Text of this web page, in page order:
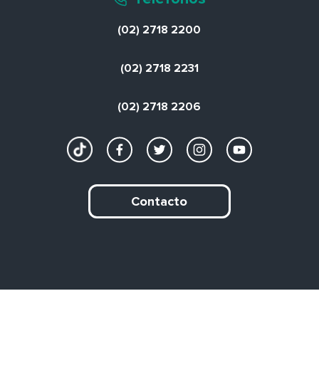
(02) 2718 2200
(02) 2718 2231
(02) 2718 2206
Contacto